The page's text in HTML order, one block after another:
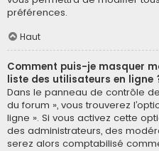
préférences.
Haut
Comment puis-je masquer
liste des utilisateurs en ligne
Dans le panneau de contrôle
du forum », vous trouverez
ligne ». Si vous activez cette
des administrateurs, des
serez alors comptabilisé